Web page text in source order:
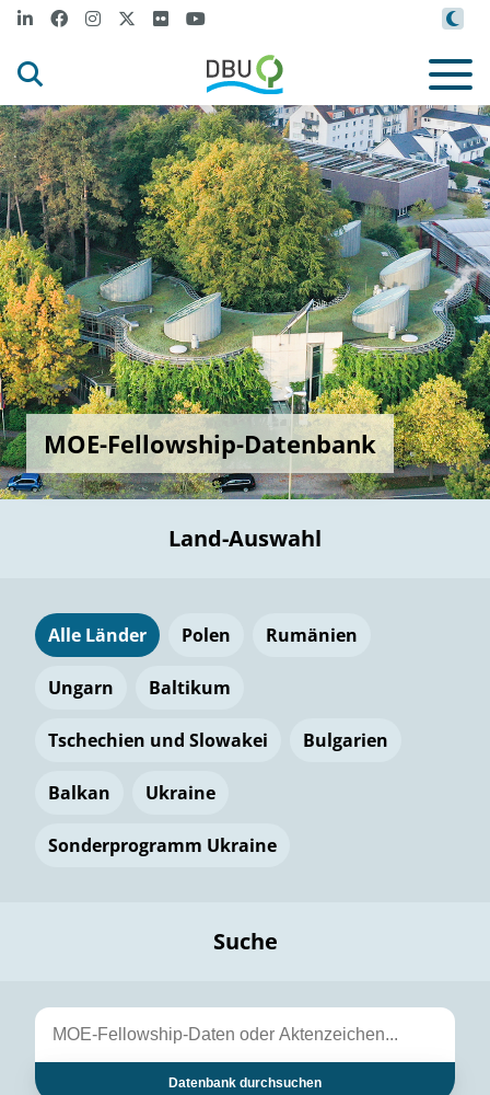
MOE-Fellowship-Datenbank
Land-Auswahl
Alle Länder Polen Rumänien
Ungarn Baltikum
Tschechien und Slowakei Bulgarien
Balkan Ukraine
Sonderprogramm Ukraine
Suche
Datenbank durchsuchen